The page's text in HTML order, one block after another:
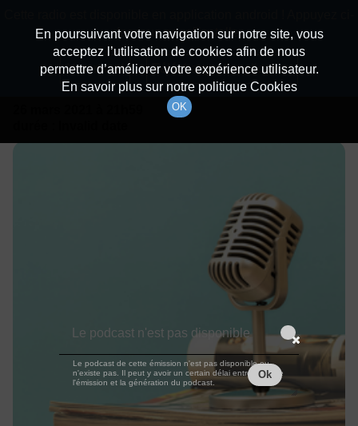
Détails De L'émission
En poursuivant votre navigation sur notre site, vous
acceptez l’utilisation de cookies afin de nous
permettre d’améliorer votre expérience utilisateur.
En savoir plus sur notre politique Cookies
OK
dessous pour l'installer.
Non merci Télécharger l'application
Le podcast n'est pas disponible
Le podcast de cette émission n'est pas disponible ou
n'existe pas. Il peut y avoir un certain délai entre la fin de
l'émission et la génération du podcast.
Ok